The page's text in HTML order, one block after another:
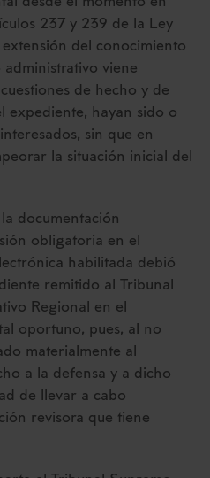
237 y 239 de la Ley
del conocimiento
viene
de hecho y de
expediente, hayan sido o
sin que en
la situación inicial del
documentación
obligatoria en el
habilitada debió
remitido al Tribunal
Regional en el
oportuno, pues, al no
materialmente al
a la defensa y a dicho
de llevar a cabo
revisora que tiene